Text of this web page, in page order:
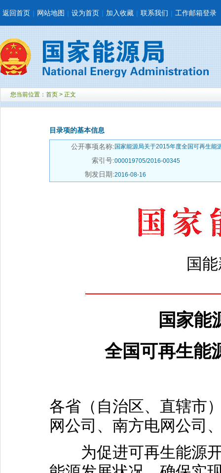
返回首页 | 网站地图 | 设为首页 | 加入收藏 | 联系我们 | 工作邮箱登录
您当前位置： 首页 > 正文
目录项的基本信息
公开事项名称: 国家能源局关于2015年度全国可再生能
索引号:000019705/2016-00345
制发日期:2016-08-16
国
国家能
全国可再生能源
各省（自治区、直辖市
网公司、南方电网公司
为促进可再生能源开